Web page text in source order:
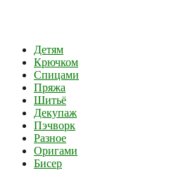
Детям
Крючком
Спицами
Пряжа
Шитьё
Декупаж
Пэчворк
Разное
Оригами
Бисер